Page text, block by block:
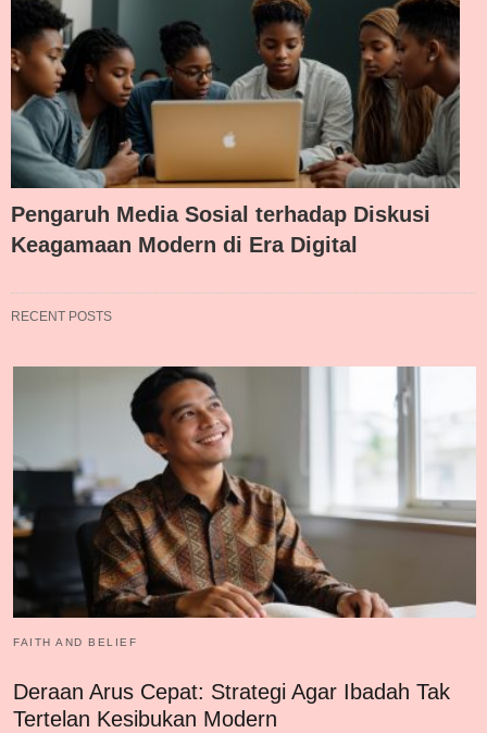
Pengaruh Media Sosial terhadap Diskusi
Keagamaan Modern di Era Digital
RECENT POSTS
FAITH AND BELIEF
Deraan Arus Cepat: Strategi Agar Ibadah Tak
Tertelan Kesibukan Modern